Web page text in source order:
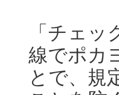
「チェ
線でポカ
とで、規